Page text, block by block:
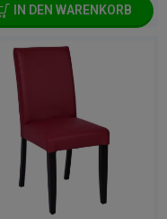
IN DEN WARENKORB